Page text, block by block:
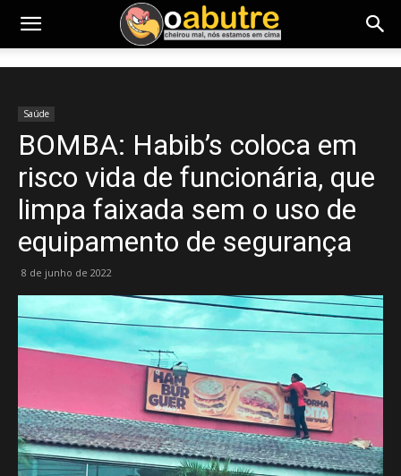
Saúde
BOMBA: Habib’s coloca em
risco vida de funcionária, que
limpa faixada sem o uso de
equipamento de segurança
8 de junho de 2022